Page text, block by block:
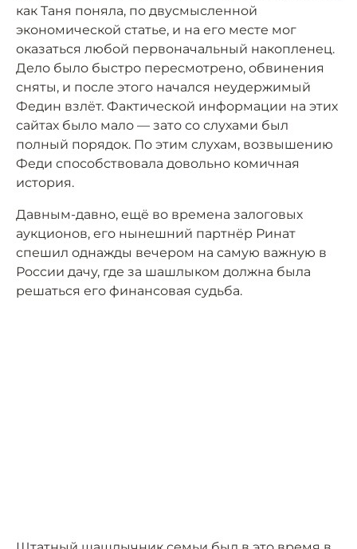
как Таня поняла, по двусмысленной
экономической статье, и на его месте мог
оказаться любой первоначальный накопленец.
Дело было быстро пересмотрено, обвинения
сняты, и после этого начался неудержимый
Федин взлёт. Фактической информации на этих
сайтах было мало — зато со слухами был
полный порядок. По этим слухам, возвышению
Феди способствовала довольно комичная
история.
Давным-давно, ещё во времена залоговых
аукционов, его нынешний партнёр Ринат
спешил однажды вечером на самую важную в
России дачу, где за шашлыком должна была
решаться его финансовая судьба.